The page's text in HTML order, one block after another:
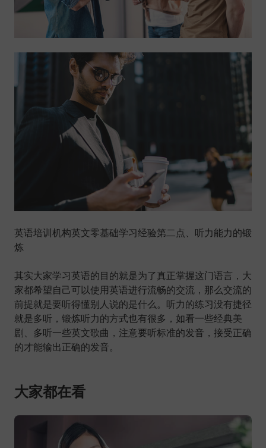
英语培训机构英文零基础学习经验第二点、听力能力的锻
炼
其实大家学习英语的目的就是为了真正掌握这门语言，大
家都希望自己可以使用英语进行流畅的交流，那么交流的
前提就是要听得懂别人说的是什么。听力的练习没有捷径
就是多听，锻炼听力的方式也有很多，如看一些经典美
剧、多听一些英文歌曲，注意要听标准的发音，接受正确
的才能输出正确的发音。
大家都在看